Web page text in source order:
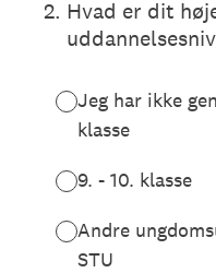
2. Hvad er dit
Jeg har ikke
klasse
9. - 10. klasse
Andre
STU